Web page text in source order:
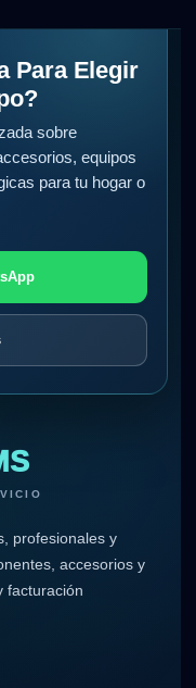
Para Elegir
sobre
equipos
para tu hogar o
profesionales y
accesorios y
facturación